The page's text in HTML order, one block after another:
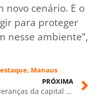
novo cenário. E o
para proteger
nesse ambiente”,
, Manaus
PRÓXIMA
Lideranças da capital e do interior prestigiam filiação de Mayra Dias ao PSD em Manaus